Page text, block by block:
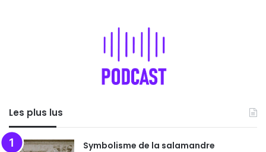
Les plus lus
Symbolisme de la salamandre